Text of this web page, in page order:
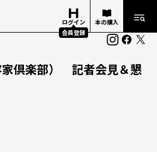
ログイン
会員登録
本の購入
家倶楽部） 記者会見＆懇